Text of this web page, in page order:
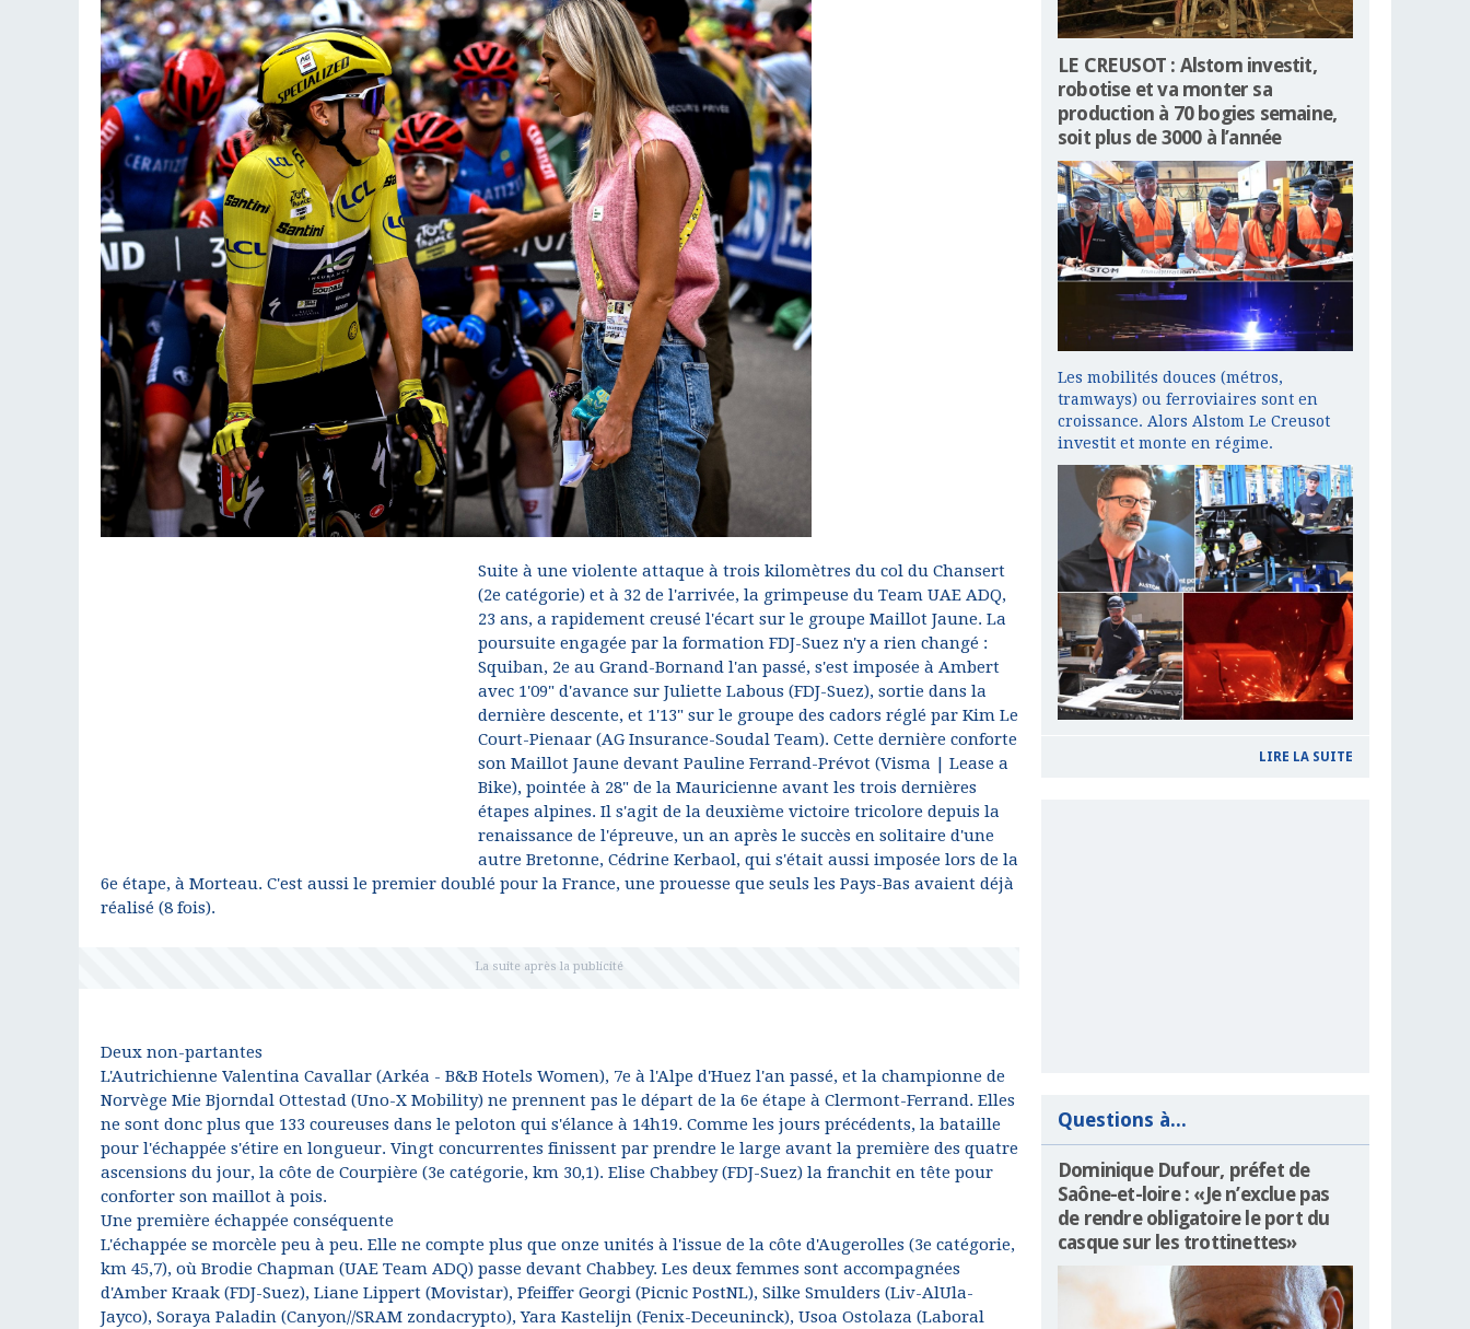
Suite à une violente attaque à trois kilomètres du col du Chansert
(2e catégorie) et à 32 de l'arrivée, la grimpeuse du Team UAE ADQ,
23 ans, a rapidement creusé l'écart sur le groupe Maillot Jaune. La
poursuite engagée par la formation FDJ-Suez n'y a rien changé :
Squiban, 2e au Grand-Bornand l'an passé, s'est imposée à Ambert
avec 1'09" d'avance sur Juliette Labous (FDJ-Suez), sortie dans la
dernière descente, et 1'13" sur le groupe des cadors réglé par Kim Le
Court-Pienaar (AG Insurance-Soudal Team). Cette dernière conforte
son Maillot Jaune devant Pauline Ferrand-Prévot (Visma | Lease a
Bike), pointée à 28" de la Mauricienne avant les trois dernières
étapes alpines. Il s'agit de la deuxième victoire tricolore depuis la
renaissance de l'épreuve, un an après le succès en solitaire d'une
autre Bretonne, Cédrine Kerbaol, qui s'était aussi imposée lors de la
6e étape, à Morteau. C'est aussi le premier doublé pour la France, une prouesse que seuls les Pays-Bas avaient déjà
réalisé (8 fois).
Deux non-partantes
L'Autrichienne Valentina Cavallar (Arkéa - B&B Hotels Women), 7e à l'Alpe d'Huez l'an passé, et la championne de
Norvège Mie Bjorndal Ottestad (Uno-X Mobility) ne prennent pas le départ de la 6e étape à Clermont-Ferrand. Elles
ne sont donc plus que 133 coureuses dans le peloton qui s'élance à 14h19. Comme les jours précédents, la bataille
pour l'échappée s'étire en longueur. Vingt concurrentes finissent par prendre le large avant la première des quatre
ascensions du jour, la côte de Courpière (3e catégorie, km 30,1). Elise Chabbey (FDJ-Suez) la franchit en tête pour
conforter son maillot à pois.
Une première échappée conséquente
L'échappée se morcèle peu à peu. Elle ne compte plus que onze unités à l'issue de la côte d'Augerolles (3e catégorie,
km 45,7), où Brodie Chapman (UAE Team ADQ) passe devant Chabbey. Les deux femmes sont accompagnées
d'Amber Kraak (FDJ-Suez), Liane Lippert (Movistar), Pfeiffer Georgi (Picnic PostNL), Silke Smulders (Liv-AlUla-
Jayco), Soraya Paladin (Canyon//SRAM zondacrypto), Yara Kastelijn (Fenix-Deceuninck), Usoa Ostolaza (Laboral
LE CREUSOT : Alstom investit,
robotise et va monter sa
production à 70 bogies semaine,
soit plus de 3000 à l’année
Les mobilités douces (métros,
tramways) ou ferroviaires sont en
croissance. Alors Alstom Le Creusot
investit et monte en régime.
LIRE LA SUITE
Questions à...
Dominique Dufour, préfet de
Saône-et-loire : «Je n’exclue pas
de rendre obligatoire le port du
casque sur les trottinettes»